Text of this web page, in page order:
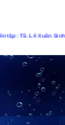
Lê Xuân Sinh -